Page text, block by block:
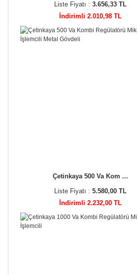
Liste Fiyatı : 3.656,33 TL
İndirimli 2.010,98 TL
Çetinkaya 500 Va Kom ...
Liste Fiyatı : 5.580,00 TL
İndirimli 2.232,00 TL